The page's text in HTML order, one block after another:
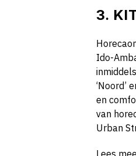
3. K
Horeca
Ido-
‘Noord’
en
van
Urban